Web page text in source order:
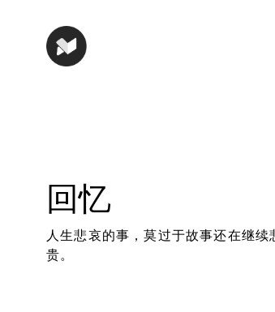
回忆
人生悲哀的事，莫过于故事还在继
贵。